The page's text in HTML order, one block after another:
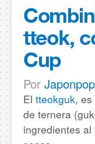
tteok,
Cup
Por Japonpop
El tteokguk,
de ternera
ingredientes